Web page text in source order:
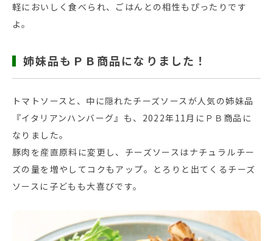
軽においしく食べられ、ごはんとの相性もぴったりです
よ。
姉妹品もＰＢ商品になりました！
トマトソースと、中に隠れたチーズソースが人気の姉妹品
『イタリアンハンバーグ』も、2022年11月にＰＢ商品に
なりました。
豚肉を産直原料に変更し、チーズソースはナチュラルチー
ズの量を増やしてコクもアップ。とろりと出てくるチーズ
ソースに子どもも大喜びです。